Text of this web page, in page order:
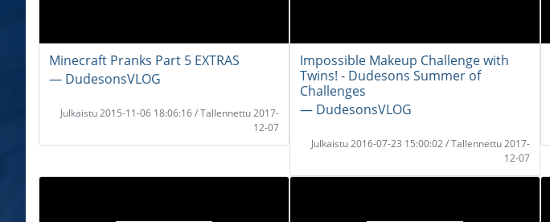
Minecraft Pranks Part 5 EXTRAS
― DudesonsVLOG
Julkaistu 2015-11-06 18:06:16 / Tallennettu 2017-
12-07
Impossible Makeup Challenge with
Twins! - Dudesons Summer of
Challenges
― DudesonsVLOG
Julkaistu 2016-07-23 15:00:02 / Tallennettu 2017-
12-07